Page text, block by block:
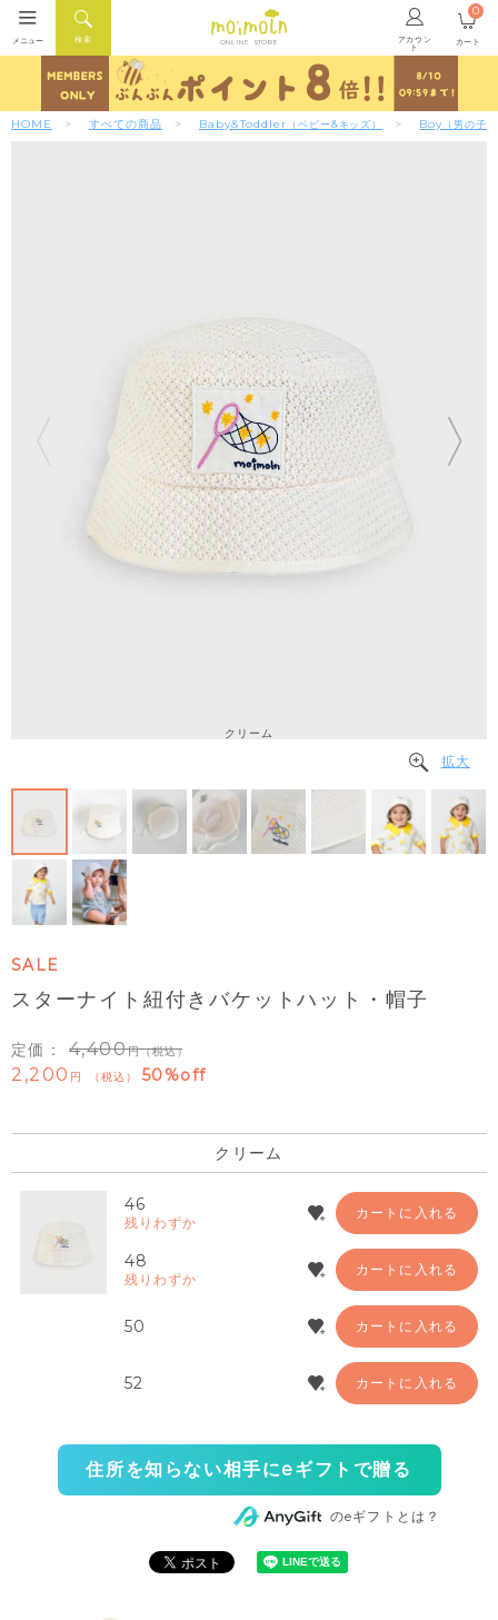
ONLINE STORE アカウン
ト
検索
メニュー カート
0
HOME すべての商品 Baby&Toddler （ベビー&キッズ） Boy （男の子）
クリーム
拡大
SALE
スターナイト紐付きバケットハット・帽子
定価： 4,400 （税込）
2,200 税込 50%off
クリーム
46
残りわずか
カートに入れる
48
残りわずか
カートに入れる
50 カートに入れる
52 カートに入れる
住所を知らない相手にeギフトで贈る
のeギフトとは？